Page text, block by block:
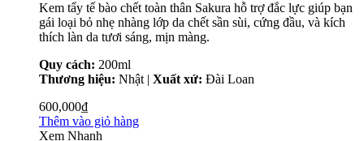
Kem tẩy tế bào chết toàn thân Sakura hỗ trợ đắc lực giúp bạn
gái loại bỏ nhẹ nhàng lớp da chết sần sùi, cứng đầu, và kích
thích làn da tươi sáng, mịn màng.
Quy cách: 200ml
Thương hiệu: Nhật | Xuất xứ: Đài Loan
600,000₫
Thêm vào giỏ hàng
Xem Nhanh